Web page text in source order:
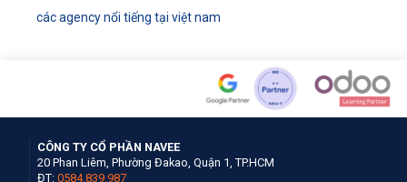
các agency nổi tiếng tại việt nam
CÔNG TY CỔ PHẦN NAVEE
20 Phan Liêm, Phường Đakao, Quận 1, TP.HCM
ĐT: 0584.839.987